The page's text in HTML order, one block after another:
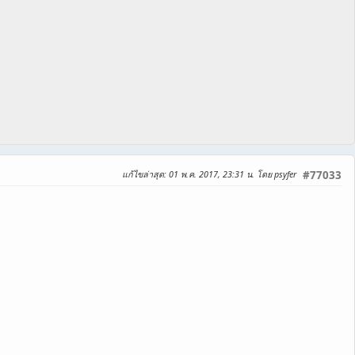
#77033
แก้ไขล่าสุด: 01 พ.ค. 2017, 23:31 น. โดย psyfer